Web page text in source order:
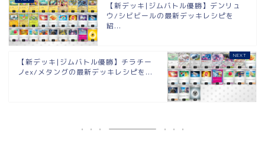
【新デッキ|ジムバトル優勝】デンリュ
ウ/シビビールの最新デッキレシピを
紹...
【新デッキ|ジムバトル優勝】チラチー
ノex/メタングの最新デッキレシピを...